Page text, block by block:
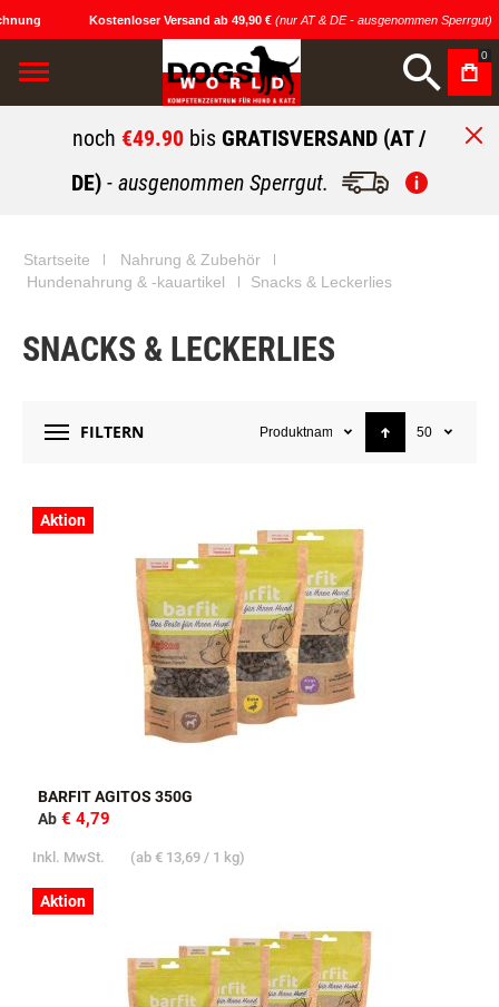
Kostenloser Versand ab 49,90 €(nur AT & DE - ausgenommen Sperrgut)
0
noch €49.90 bis GRATISVERSAND (AT /
DE) - ausgenommen Sperrgut.
Startseite
Nahrung & Zubehör
Hundenahrung & -kauartikel
Snacks & Leckerlies
SNACKS & LECKERLIES
FILTERN Produktname 50
Aktion
BARFIT AGITOS 350G
Ab € 4,79
Inkl. MwSt. (ab € 13,69 / 1 kg)
Aktion